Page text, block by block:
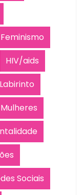
Feminismo
HIV/aids
Labirinto
Mulheres
Sociais